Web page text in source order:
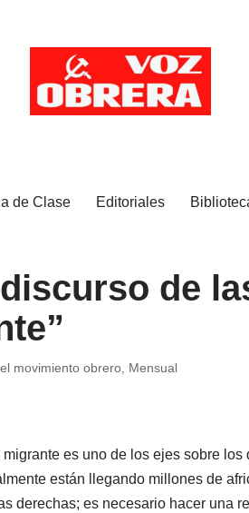
de Clase Editoriales
de
movimiento obrero Mensual
es uno de los ejes sobre
están llegando millones de
derechas; es necesario hacer una